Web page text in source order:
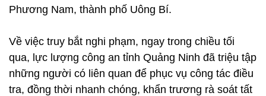
Phương Nam, thành phố Uông Bí.
Về việc truy bắt nghi phạm, ngay trong chiều tối
qua, lực lượng công an tỉnh Quảng Ninh đã triệu tập
những người có liên quan để phục vụ công tác điều
tra, đồng thời nhanh chóng, khẩn trương rà soát tất